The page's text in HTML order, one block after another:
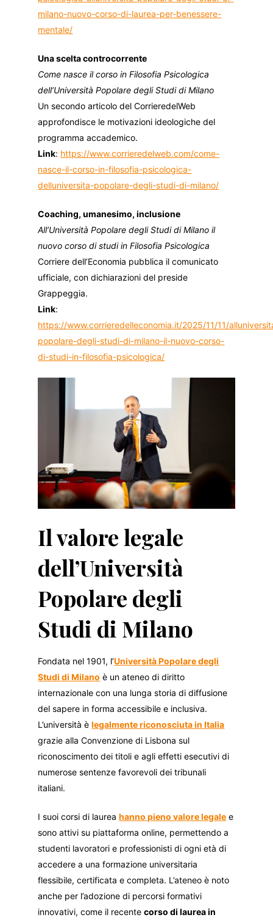
milano-nuovo-corso-di-laurea-per-benessere-
mentale/
Una scelta controcorrente
Come nasce il corso in Filosofia Psicologica
dell’Università Popolare degli Studi di Milano
Un secondo articolo del CorrieredelWeb
approfondisce le motivazioni ideologiche del
programma accademico.
Link: https://www.corrieredelweb.com/come-
nasce-il-corso-in-filosofia-psicologica-
delluniversita-popolare-degli-studi-di-milano/
Coaching, umanesimo, inclusione
All’Università Popolare degli Studi di Milano il
nuovo corso di studi in Filosofia Psicologica
Corriere dell’Economia pubblica il comunicato
ufficiale, con dichiarazioni del preside
Grappeggia.
Link:
https://www.corrieredelleconomia.it/2025/11/11/
popolare-degli-studi-di-milano-il-nuovo-corso-
di-studi-in-filosofia-psicologica/
Il valore legale
dell’Università
Popolare degli
Studi di Milano
Fondata nel 1901, l’Università Popolare degli
Studi di Milano è un ateneo di diritto
internazionale con una lunga storia di diffusione
del sapere in forma accessibile e inclusiva.
L’università èlegalmente riconosciuta in Italia
grazie alla Convenzione di Lisbona sul
riconoscimento dei titoli e agli effetti esecutivi di
numerose sentenze favorevoli dei tribunali
italiani.
I suoi corsi di laureahanno pieno valore legale e
sono attivi su piattaforma online, permettendo a
studenti lavoratori e professionisti di ogni età di
accedere a una formazione universitaria
flessibile, certificata e completa. L’ateneo è noto
anche per l’adozione di percorsi formativi
innovativi, come il recentecorso di laurea in